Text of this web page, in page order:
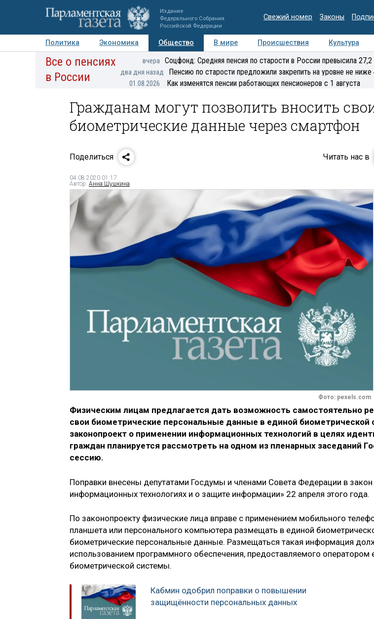
Издание
Федерального Собрания
Российской Федерации
Свежий номер Законы
Политика Экономика Общество В мире Происшествия Культура
Авторы Персоны Мнения Регионы Медиацентр Интервью
Все о пенсиях
в России
вчера Соцфонд: Средняя пенсия по старости в России превысила 27,2
два дня назад Пенсию по старости предложили закрепить на уровне не ниже
01.08.2026 Как изменятся пенсии работающих пенсионеров с 1 августа
Гражданам могут позволить вносить
биометрические данные через смартфон
Поделиться Читать нас в
04.08.2020 01:17
Автор: Анна Шушкина
Фото: pexels.com
Физическим лицам предлагается дать возможность самостоятельно
свои биометрические персональные данные в единой
законопроект о применении информационных технологий в целях
граждан планируется рассмотреть на одном из пленарных заседаний
сессию.
Поправки внесены депутатами Госдумы и членами Совета Федерации в
информационных технологиях и о защите информации» 22 апреля этого года.
По законопроекту физические лица вправе с применением мобильного
планшета или персонального компьютера размещать в единой
биометрические персональные данные. Размещаться такая информация
использованием программного обеспечения, предоставляемого оператором
биометрической системы.
Кабмин одобрил поправки о повышении
защищённости персональных данных